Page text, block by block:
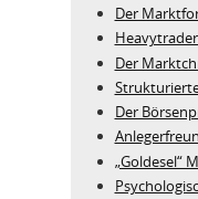
Der
Der
Der
„Goldesel“